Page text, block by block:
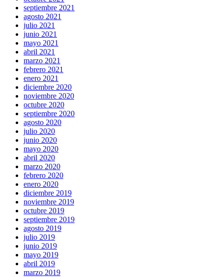
septiembre 2021
agosto 2021
julio 2021
junio 2021
mayo 2021
abril 2021
marzo 2021
febrero 2021
enero 2021
diciembre 2020
noviembre 2020
octubre 2020
septiembre 2020
agosto 2020
julio 2020
junio 2020
mayo 2020
abril 2020
marzo 2020
febrero 2020
enero 2020
diciembre 2019
noviembre 2019
octubre 2019
septiembre 2019
agosto 2019
julio 2019
junio 2019
mayo 2019
abril 2019
marzo 2019